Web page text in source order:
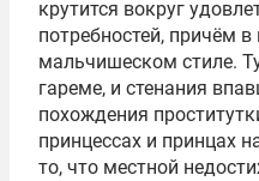
крутится вокруг
потребностей, причём в
мальчишеском стиле.
гареме, и стенания
похождения
принцессах и принцах
то, что местной